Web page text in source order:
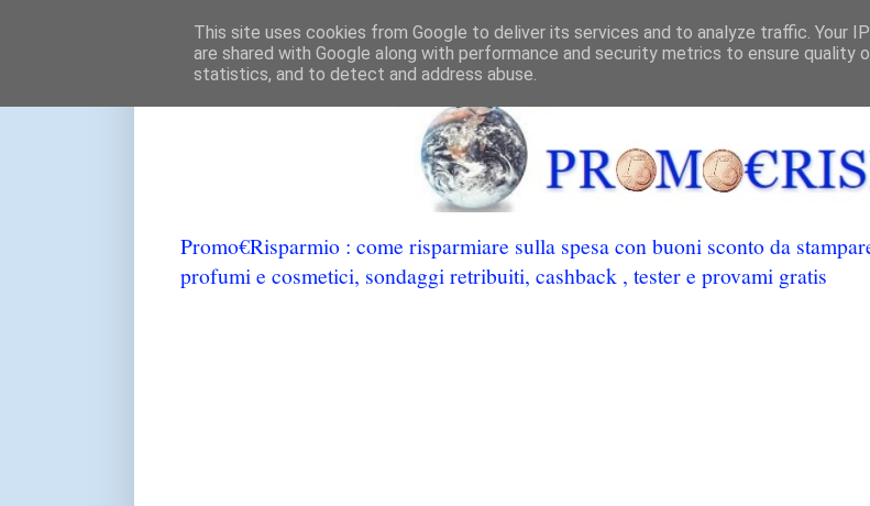
Promo€Risparmio : come risparmiare sulla spesa con buoni sconto da
profumi e cosmetici, sondaggi retribuiti, cashback , tester e provami gratis
This site uses cookies from Google to deliver its services and to analyze traffic. Your
are shared with Google along with performance and security metrics to ensure quality
statistics, and to detect and address abuse.